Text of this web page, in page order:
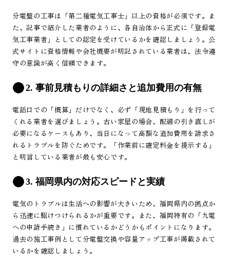
分電盤の工事は「第二種電気工事士」以上の資格が必須です。ま
た、記事で紹介した業者のように、各自治体から正式に「登録電
気工事業者」としての認定を受けているかを確認しましょう。公
式サイトに資格情報や会社概要が明記されている業者は、法令遵
守の意識が高く信頼できます。
2. 事前見積もりの詳細さと追加費用の有無
電話口での「概算」だけでなく、必ず「現地見積もり」を行って
くれる業者を選びましょう。古い家屋の場合、配線の引き直しが
必要になるケースもあり、当日になって高額な追加費用を請求さ
れるトラブルを防ぐためです。「作業前に確定料金を提示する」
と明言している業者が最も安心です。
3. 福岡県内の対応スピードと実績
電気のトラブルは生活への影響が大きいため、福岡県内の拠点か
ら迅速に駆けつけられるかが重要です。また、福岡特有の「九電
への申請手続き」に慣れているかどうかもポイントになります。
過去の施工事例として分電盤交換や容量アップ工事が掲載されて
いるかを確認しましょう。